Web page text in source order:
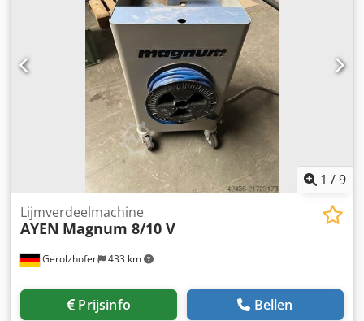
1 /9
Gerolzhofen 433 km
Lijmverdeelmachine
AYEN Magnum 8/10 V
Prijsinfo Bellen